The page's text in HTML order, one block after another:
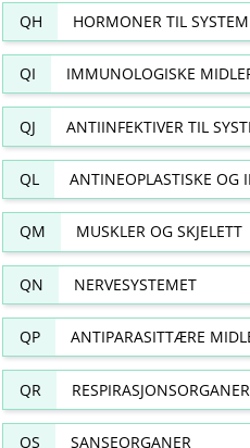
QH HORMONER TIL
QI IMMUNOLOGISKE
QJ ANTIINFEKTIVER TIL
QL ANTINEOPLASTISKE
QM MUSKLER OG SKJELETT
QN NERVESYSTEMET
QP ANTIPARASITTÆRE
QR RESPIRASJONSORGANER
QS SANSEORGANER